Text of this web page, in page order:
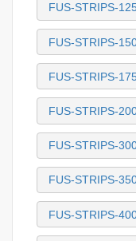
FUS-STRIPS-
FUS-STRIPS-
FUS-STRIPS-
FUS-STRIPS-
FUS-STRIPS-
FUS-STRIPS-
FUS-STRIPS-